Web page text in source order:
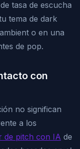
tasa de escucha
tema de dark
o en una
de pop.
con
no significan
a los
de pitch con IA de